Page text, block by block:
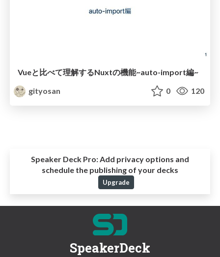
Vueと比べて理解するNuxtの機能~auto-import編~
gityosan
0 120
Speaker Deck Pro:Add privacy options and
schedule the publishing of your decks
Upgrade
SpeakerDeck